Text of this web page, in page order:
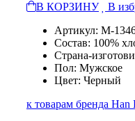
В КОРЗИНУ
В
Артикул: M-
Состав: 100%
Страна-
Пол: Мужское
Цвет: Черный
к товарам бренда Han